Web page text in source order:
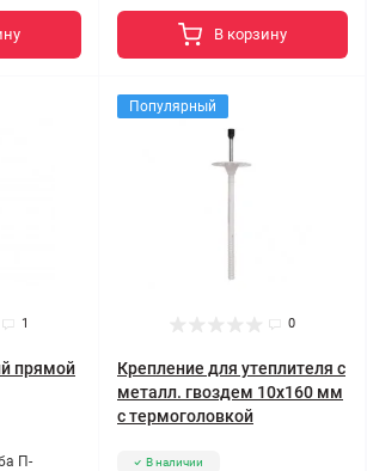
В корзину
1
прямой
П-
Популярный
0
Крепление для утеплителя с
металл. гвоздем 10x160 мм
с термоголовкой
В наличии